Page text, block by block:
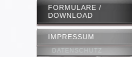
FORMULARE /
DOWNLOAD
IMPRESSUM
DATENSCHUTZ